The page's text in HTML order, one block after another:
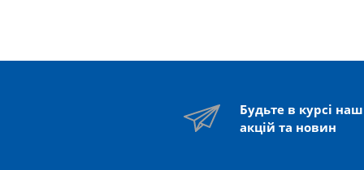
Будьте в курсі
акцій та новин